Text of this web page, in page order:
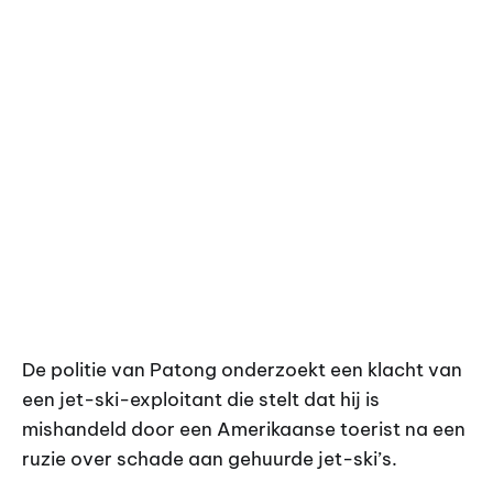
De politie van Patong onderzoekt een klacht van
een jet-ski-exploitant die stelt dat hij is
mishandeld door een Amerikaanse toerist na een
ruzie over schade aan gehuurde jet-ski’s.